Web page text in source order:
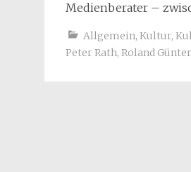
Medienberater –
Allgemein, Kultur,
Peter Rath, Roland Günter